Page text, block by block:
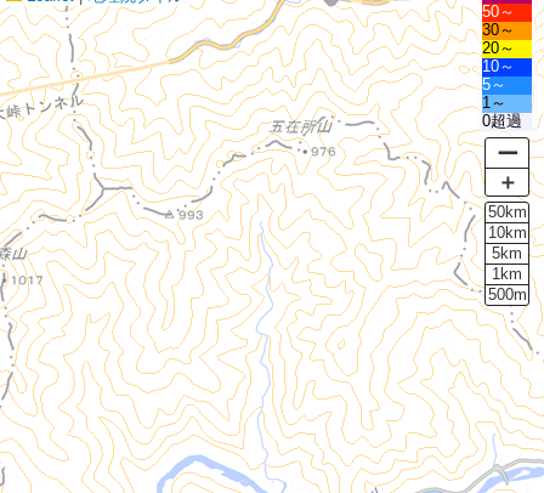
50～
30～
20～
10～
5～
1～
0超過
ー
＋
50km
10km
5km
1km
500m